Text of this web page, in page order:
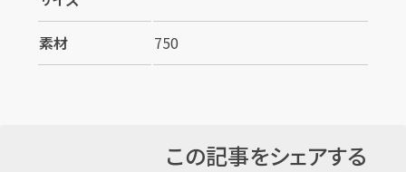
カンタン無料
素材
750
この記事をシェアする